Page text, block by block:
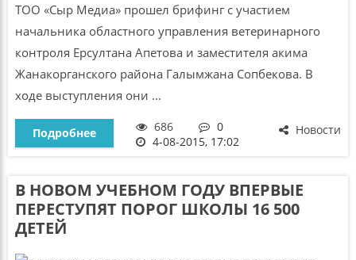
ТОО «Сыр Медиа» прошел брифинг с участием
начальника областного управления ветеринарного
контроля Ерсултана Апетова и заместителя акима
Жанакорганского района Галымжана Сопбекова. В
ходе выступления они ...
Новости
Подробнее 686
0
4-08-2015, 17:02
В НОВОМ УЧЕБНОМ ГОДУ ВПЕРВЫЕ
ПЕРЕСТУПЯТ ПОРОГ ШКОЛЫ 16 500
ДЕТЕЙ